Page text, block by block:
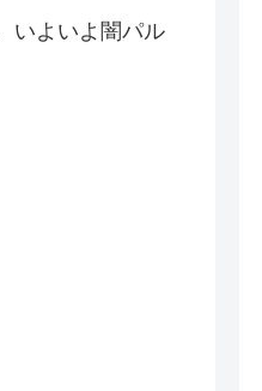
いよいよ闇パル